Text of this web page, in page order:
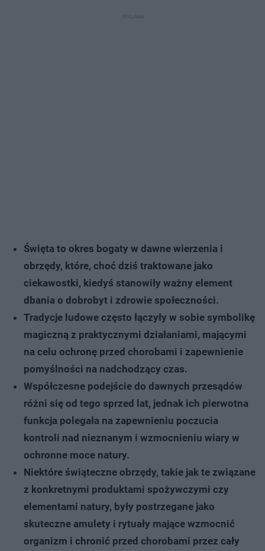
Święta to okres bogaty w dawne wierzenia i
obrzędy, które, choć dziś traktowane jako
ciekawostki, kiedyś stanowiły ważny element
dbania o dobrobyt i zdrowie społeczności.
Tradycje ludowe często łączyły w sobie symbolikę
magiczną z praktycznymi działaniami, mającymi
na celu ochronę przed chorobami i zapewnienie
pomyślności na nadchodzący czas.
Współczesne podejście do dawnych przesądów
różni się od tego sprzed lat, jednak ich pierwotna
funkcja polegała na zapewnieniu poczucia
kontroli nad nieznanym i wzmocnieniu wiary w
ochronne moce natury.
Niektóre świąteczne obrzędy, takie jak te związane
z konkretnymi produktami spożywczymi czy
elementami natury, były postrzegane jako
skuteczne amulety i rytuały mające wzmocnić
organizm i chronić przed chorobami przez cały